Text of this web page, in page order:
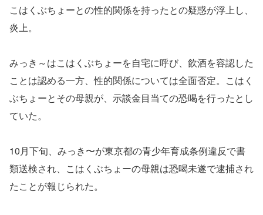
こはくぶちょーとの性的関係を持ったとの疑惑が浮上し、
炎上。
みっき～はこはくぶちょーを自宅に呼び、飲酒を容認した
ことは認める一方、性的関係については全面否定。こはく
ぶちょーとその母親が、示談金目当ての恐喝を行ったとし
ていた。
10月下旬、みっき〜が東京都の青少年育成条例違反で書
類送検され、こはくぶちょーの母親は恐喝未遂で逮捕され
たことが報じられた。